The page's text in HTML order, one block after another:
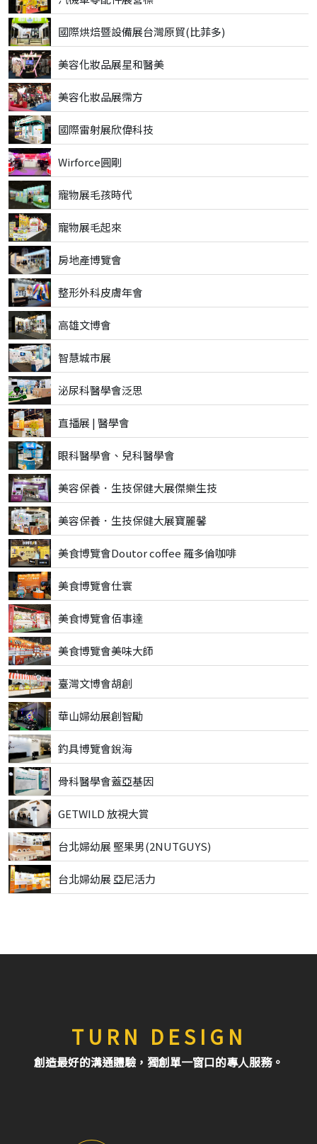
國際烘焙暨設備展台灣原貿(比菲多)
美容化妝品展星和醫美
美容化妝品展霈方
國際雷射展欣偉科技
Wirforce圓剛
寵物展毛孩時代
寵物展毛起來
房地產博覽會
整形外科皮膚年會
高雄文博會
智慧城市展
泌尿科醫學會泛思
直播展 | 醫學會
眼科醫學會、兒科醫學會
美容保養．生技保健大展傑樂生技
美容保養．生技保健大展寶麗馨
美食博覽會Doutor coffee 羅多倫咖啡
美食博覽會仕寰
美食博覽會佰事達
美食博覽會美味大師
臺灣文博會胡創
華山婦幼展創智勵
釣具博覽會銳海
骨科醫學會蓋亞基因
GETWILD 放視大賞
台北婦幼展 堅果男(2NUTGUYS)
台北婦幼展 亞尼活力
TURN DESIGN
創造最好的溝通體驗，獨創單一窗口的專人服務。